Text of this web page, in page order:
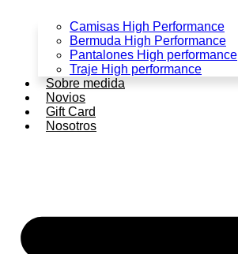
Camisas High Performance
Bermuda High Performance
Pantalones High performance
Traje High performance
Sobre medida
Novios
Gift Card
Nosotros